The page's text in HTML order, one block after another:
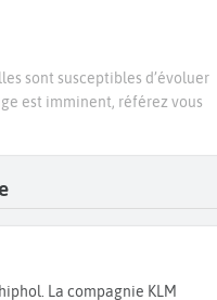
sont susceptibles d’évoluer
est imminent, référez vous
La compagnie KLM